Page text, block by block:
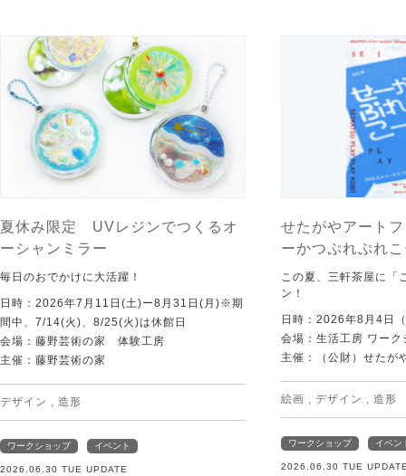
夏休み限定 UVレジンでつくるオ
ーシャンミラー
毎日のおでかけに大活躍！
日時：2026年7月11日(土)ー8月31日(月)※期
間中、7/14(火)、8/25(火)は休館日
会場：藤野芸術の家 体験工房
主催：藤野芸術の家
デザイン , 造形
ワークショップ イベント
2026.06.30 TUE UPDATE
せたがやアート
ーかつぷれぷれ
この夏、三軒茶屋に「
ン！
日時：2026年8月4日
会場：生活工房 ワー
主催：（公財）せたが
絵画 , デザイン , 造形
ワークショップ イベン
2026.06.30 TUE